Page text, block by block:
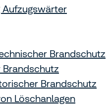
Aufzugswärter
Brandschutz
Brandschutz
Brandschutz
Löschanlagen